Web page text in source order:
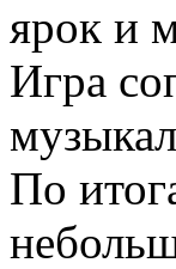
ярок и
Игра
По